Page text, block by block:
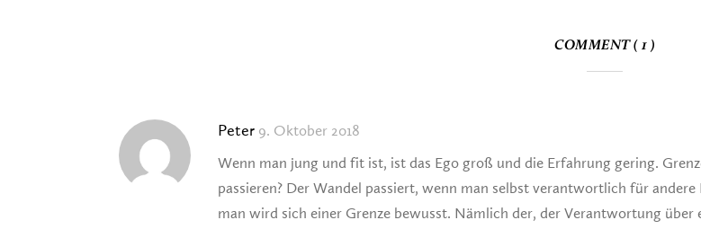
COMMENT ( 1 )
Peter 9. Oktober 2018
Wenn man jung und fit ist, ist das Ego groß und die Erfahrung gering.
passieren? Der Wandel passiert, wenn man selbst verantwortlich für
man wird sich einer Grenze bewusst. Nämlich der, der Verantwortung über